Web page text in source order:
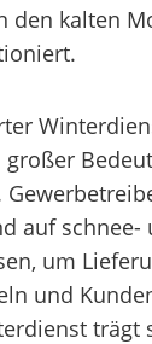
den kalten
auf schnee-
um
und
trägt